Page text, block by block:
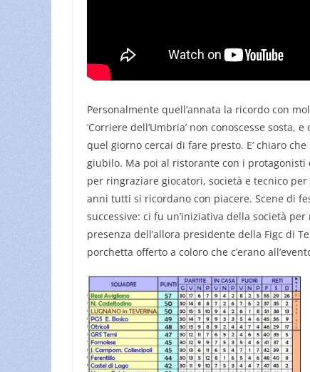
Personalmente quell’annata la ricordo con
‘Corriere dell’Umbria’ non conoscesse sosta,
quel giorno cercai di fare presto. E’ chiaro
giubilo. Ma poi al ristorante con i protagonisti
per ringraziare giocatori, società e tecnico
anni tutti si ricordano con piacere. Scene di
successive: ci fu un’iniziativa della società
presenza dell’allora presidente della Figc di
porchetta offerto a coloro che c’erano